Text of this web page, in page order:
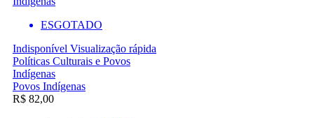
ESGOTADO
Indisponível Visualização rápida
Políticas Culturais e Povos
Indígenas
Povos Indígenas
R$ 82,00